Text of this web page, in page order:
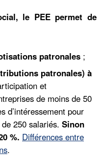
le PEE permet de
patronales ;
patronales) à
et
de moins de 50
d’intéressement pour
250 salariés. Sinon
%. Différences entre
.